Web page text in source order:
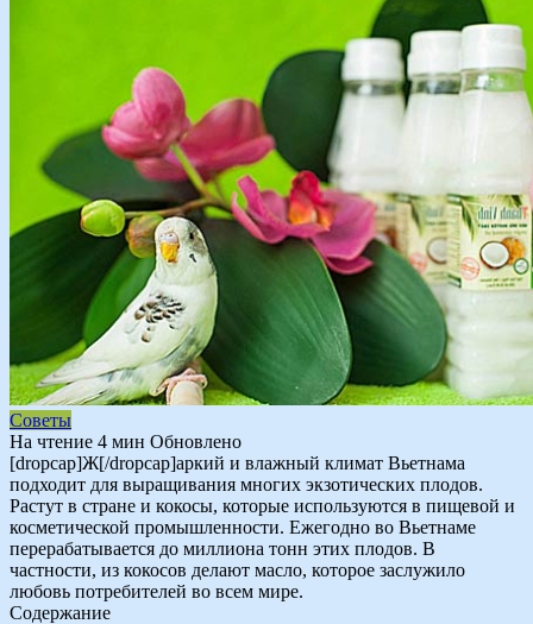
Советы
На чтение 4 мин Обновлено
[dropcap]Ж[/dropcap]аркий и влажный климат Вьетнама
подходит для выращивания многих экзотических плодов.
Растут в стране и кокосы, которые используются в пищевой и
косметической промышленности. Ежегодно во Вьетнаме
перерабатывается до миллиона тонн этих плодов. В
частности, из кокосов делают масло, которое заслужило
любовь потребителей во всем мире.
Содержание